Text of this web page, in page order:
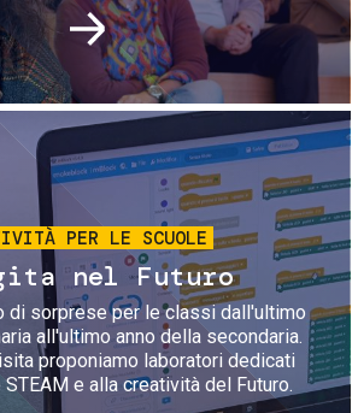
Immagine
PER LE SCUOLE
nel Futuro
di sorprese per le classi dall'ultimo
all'ultimo anno della secondaria.
proponiamo laboratori dedicati
e alla creatività del Futuro.